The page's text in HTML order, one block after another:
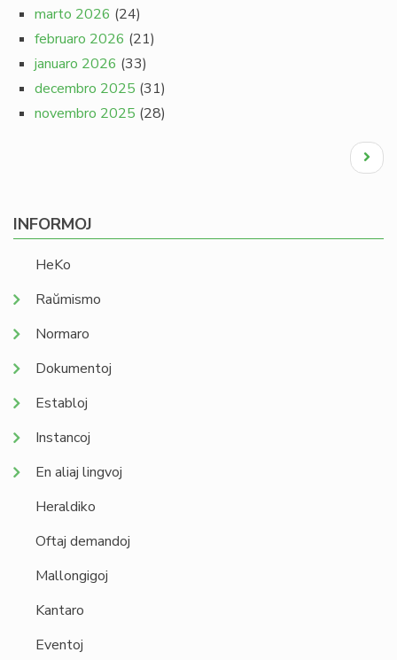
marto 2026 (24)
februaro 2026 (21)
januaro 2026 (33)
decembro 2025 (31)
novembro 2025 (28)
Next
page
INFORMOJ
HeKo
Raŭmismo
Normaro
Dokumentoj
Establoj
Instancoj
En aliaj lingvoj
Heraldiko
Oftaj demandoj
Mallongigoj
Kantaro
Eventoj